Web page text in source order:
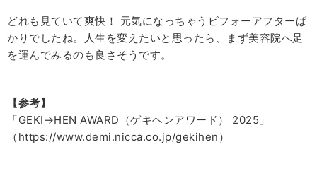
どれも見ていて爽快！ 元気になっちゃうビフォーアフターば
かりでしたね。人生を変えたいと思ったら、まず美容院へ足
を運んでみるのも良さそうです。
【参考】
「GEKI→HEN AWARD（ゲキヘンアワード） 2025」
（https://www.demi.nicca.co.jp/gekihen）